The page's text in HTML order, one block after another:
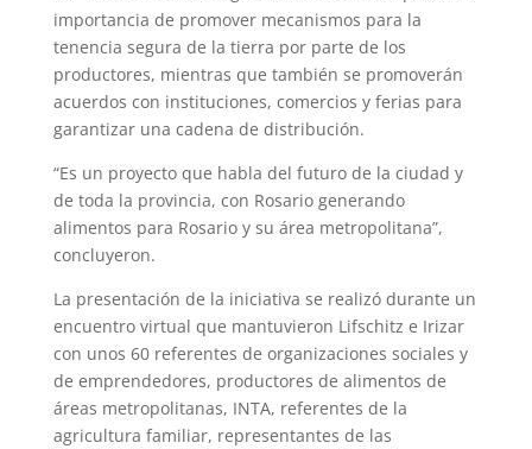
importancia de promover mecanismos para la
tenencia segura de la tierra por parte de los
productores, mientras que también se promoverán
acuerdos con instituciones, comercios y ferias para
garantizar una cadena de distribución.
“Es un proyecto que habla del futuro de la ciudad y
de toda la provincia, con Rosario generando
alimentos para Rosario y su área metropolitana”,
concluyeron.
La presentación de la iniciativa se realizó durante un
encuentro virtual que mantuvieron Lifschitz e Irizar
con unos 60 referentes de organizaciones sociales y
de emprendedores, productores de alimentos de
áreas metropolitanas, INTA, referentes de la
agricultura familiar, representantes de las